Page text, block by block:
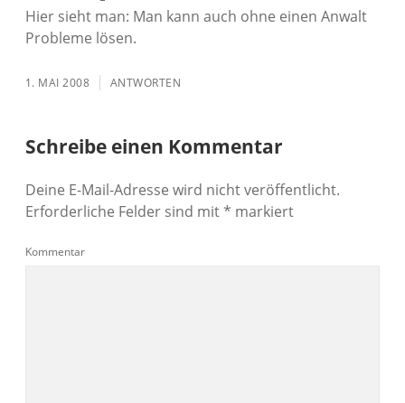
Hier sieht man: Man kann auch ohne einen Anwalt
Probleme lösen.
1. MAI 2008 ANTWORTEN
Schreibe einen Kommentar
Deine E-Mail-Adresse wird nicht veröffentlicht.
Erforderliche Felder sind mit* markiert
Kommentar